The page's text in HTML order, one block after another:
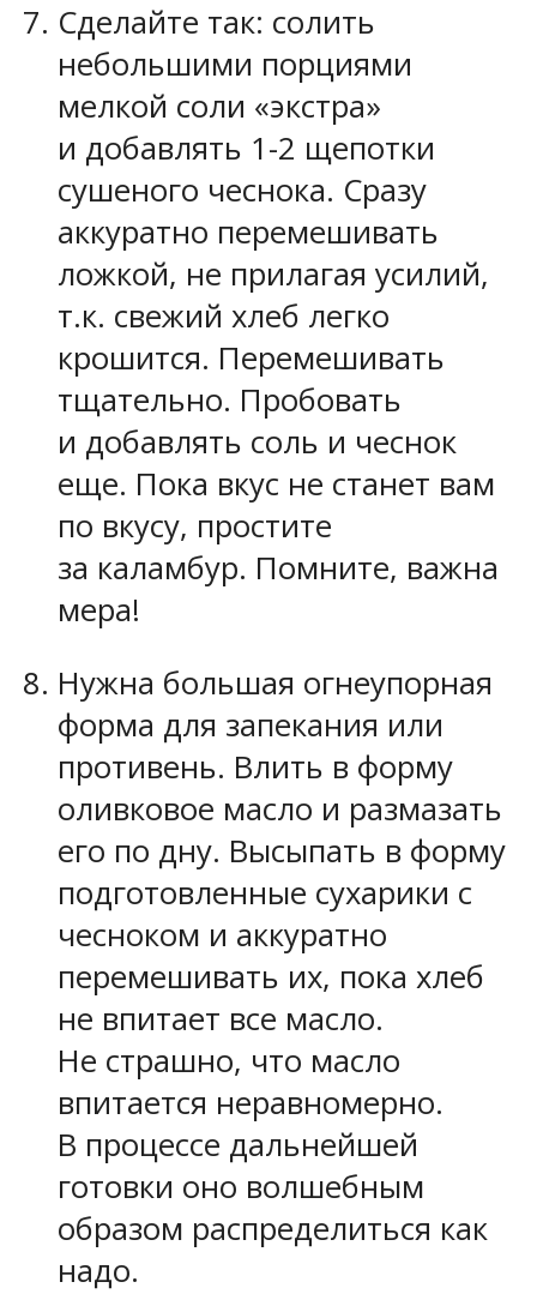
Сделайте так: солить
небольшими порциями
мелкой соли «экстра»
и добавлять 1-2 щепотки
сушеного чеснока. Сразу
аккуратно перемешивать
ложкой, не прилагая усилий,
т.к. свежий хлеб легко
крошится. Перемешивать
тщательно. Пробовать
и добавлять соль и чеснок
еще. Пока вкус не станет вам
по вкусу, простите
за каламбур. Помните, важна
мера!
Нужна большая огнеупорная
форма для запекания или
противень. Влить в форму
оливковое масло и размазать
его по дну. Высыпать в форму
подготовленные сухарики с
чесноком и аккуратно
перемешивать их, пока хлеб
не впитает все масло.
Не страшно, что масло
впитается неравномерно.
В процессе дальнейшей
готовки оно волшебным
образом распределиться как
надо.